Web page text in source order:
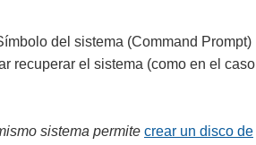
del sistema (Command Prompt)
recuperar el sistema (como en el caso
sistema permite crear un disco de